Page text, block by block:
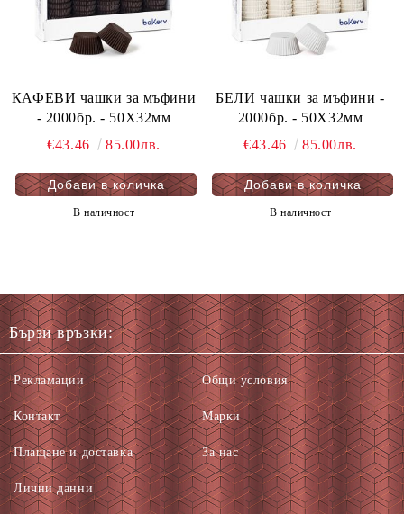
КАФЕВИ чашки за мъфини
- 2000бр. - 50Х32мм
€43.46
85.00лв.
В наличност
БЕЛИ чашки за мъфини -
2000бр. - 50Х32мм
€43.46
85.00лв.
В наличност
Бързи връзки:
Рекламации
Контакт
Плащане и доставка
Лични данни
Общи условия
Марки
За нас